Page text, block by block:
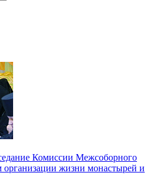
Комиссии Межсоборного
организации жизни монастырей и